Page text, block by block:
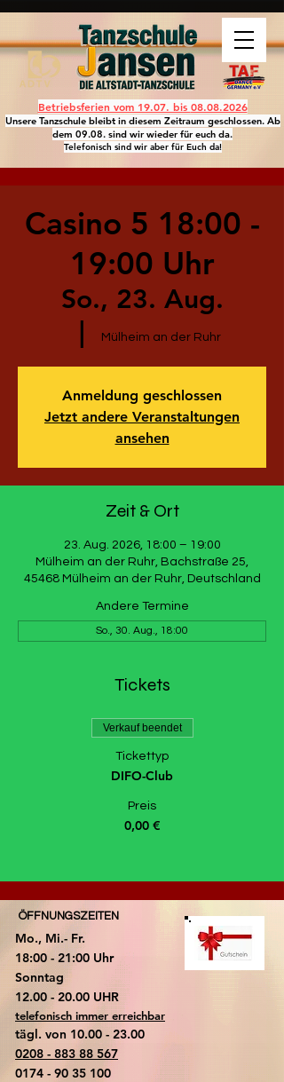
Betriebsferien vom 19.07. bis 08.08.2026
Unsere Tanzschule bleibt in diesem Zeitraum geschlossen. Ab
dem 09.08. sind wir wieder für euch da.
Telefonisch sind wir aber für Euch da!
Casino 5 18:00 -
19:00 Uhr
So., 23. Aug.
Mülheim an der Ruhr
Anmeldung geschlossen
Jetzt andere Veranstaltungen
ansehen
Zeit & Ort
23. Aug. 2026, 18:00 – 19:00
Mülheim an der Ruhr, Bachstraße 25,
45468 Mülheim an der Ruhr, Deutschland
Andere Termine
So., 30. Aug., 18:00
Tickets
Verkauf beendet
Tickettyp
DIFO-Club
Preis
0,00 €
ÖFFNUNGSZEITEN
Mo., Mi.- Fr.
18:00 - 21:00 Uhr
​Sonntag
​12.00 - 20.00 UHR
telefonisch immer erreichbar
tägl. von 10.00 - 23.00
0208 - 883 88 567
0174 - 90 35 100